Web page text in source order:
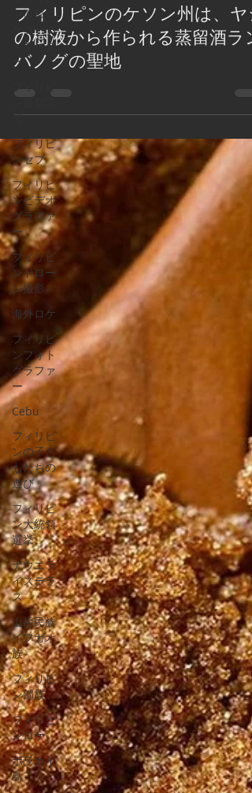
ン撮影ロ
ケコーデ
ィネータ
ー
可
フィリピ
ンセブ
フィリピ
ンビデオ
グラファ
ー
フィリピ
ンドロー
ン撮影
海外ロケ
フィリピ
ンフォト
グラファ
ー
Cebu
フィリピ
ンの子ど
もたちの
遊び
フィリピ
ン大統領
選挙
ナウエラ
イステラ
ス
山岳民族
イフガオ
族
フィリピ
ン部族
フィリピ
ンロケ
ボラカイ
島
フィリピンのケソン州は、ヤ
の樹液から作られる蒸留酒ラン
バノグの聖地